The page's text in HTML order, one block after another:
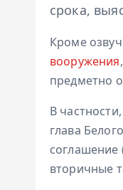
срока,
Кроме
вооружения
предметно
В
глава
вторичные